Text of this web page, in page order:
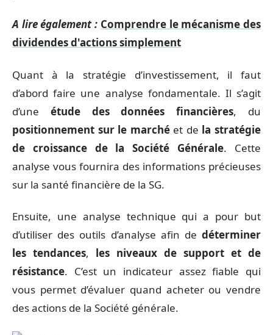
A lire également : Comprendre le mécanisme des
dividendes d'actions simplement
Quant à la stratégie d’investissement, il faut
d’abord faire une analyse fondamentale. Il s’agit
d’une étude des données financières, du
positionnement sur le marchéet de la stratégie
de croissance de la Société Générale. Cette
analyse vous fournira des informations précieuses
sur la santé financière de la SG.
Ensuite, une analyse technique qui a pour but
d’utiliser des outils d’analyse afin de déterminer
les tendances, les niveaux de support et de
résistance. C’est un indicateur assez fiable qui
vous permet d’évaluer quand acheter ou vendre
des actions de la Société générale.